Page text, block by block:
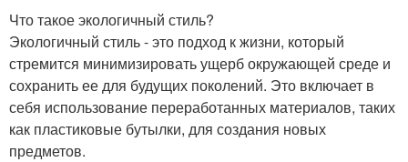
Что такое экологичный стиль?
Экологичный стиль - это подход к жизни, который
стремится минимизировать ущерб окружающей среде и
сохранить ее для будущих поколений. Это включает в
себя использование переработанных материалов, таких
как пластиковые бутылки, для создания новых
предметов.